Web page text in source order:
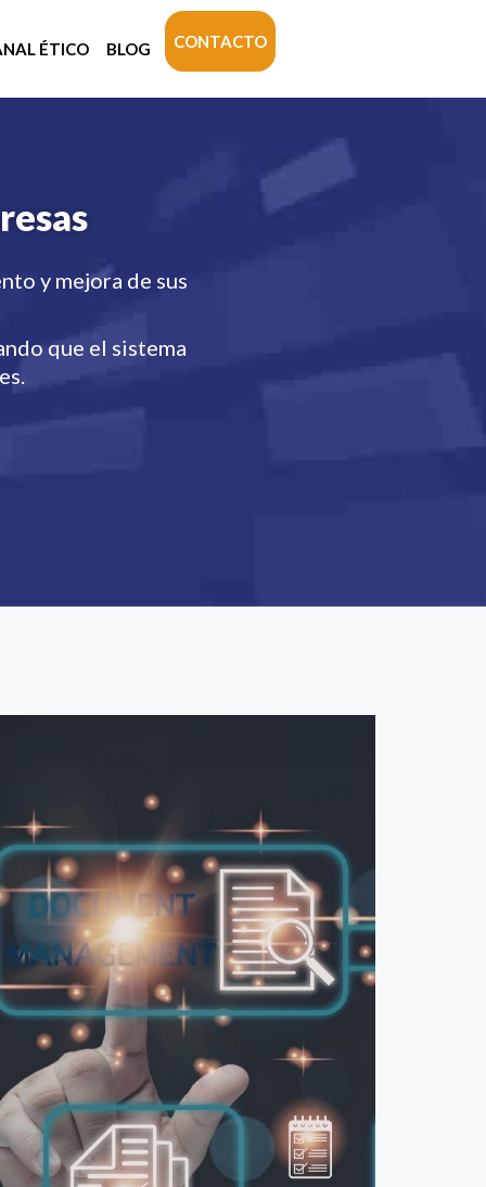
ÉTICO BLOG CONTACTO
y mejora de sus
que el sistema